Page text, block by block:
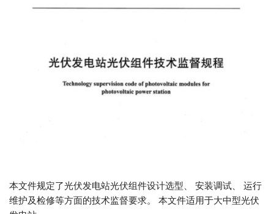
本文件规定了光伏发电站光伏组件设计选型、 安装调试、 运行
维护及检修等方面的技术监督要求。 本文件适用于大中型光伏